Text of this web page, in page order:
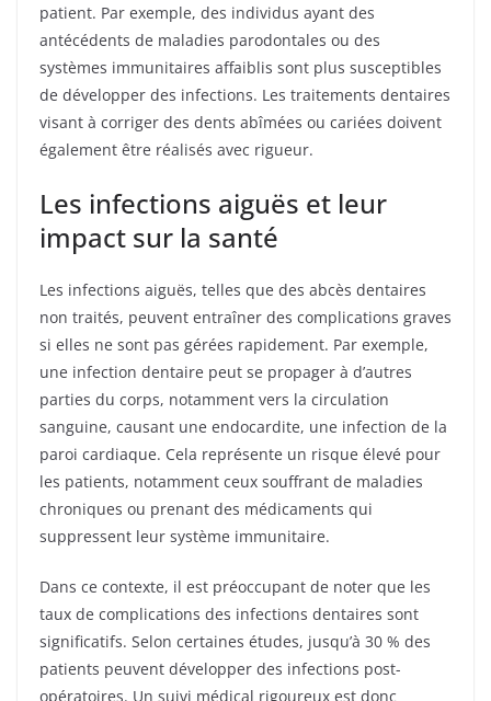
patient. Par exemple, des individus ayant des
antécédents de maladies parodontales ou des
systèmes immunitaires affaiblis sont plus susceptibles
de développer des infections. Les traitements dentaires
visant à corriger des dents abîmées ou cariées doivent
également être réalisés avec rigueur.
Les infections aiguës et leur
impact sur la santé
Les infections aiguës, telles que des abcès dentaires
non traités, peuvent entraîner des complications graves
si elles ne sont pas gérées rapidement. Par exemple,
une infection dentaire peut se propager à d’autres
parties du corps, notamment vers la circulation
sanguine, causant une endocardite, une infection de la
paroi cardiaque. Cela représente un risque élevé pour
les patients, notamment ceux souffrant de maladies
chroniques ou prenant des médicaments qui
suppressent leur système immunitaire.
Dans ce contexte, il est préoccupant de noter que les
taux de complications des infections dentaires sont
significatifs. Selon certaines études, jusqu’à 30 % des
patients peuvent développer des infections post-
opératoires. Un suivi médical rigoureux est donc